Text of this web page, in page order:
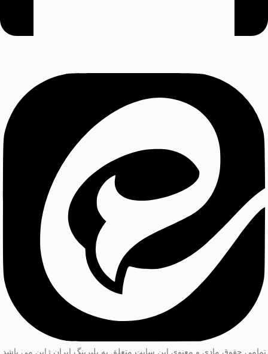
تمامی حقوق مادی و معنوی این سایت متعلق به بلبرینگ ایران ژاپن می باشد.